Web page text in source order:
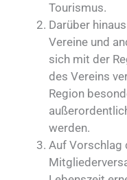
Tourismus.
Darüber
Vereine und
sich mit der
des Vereins
Region
werden.
Auf Vorschlag